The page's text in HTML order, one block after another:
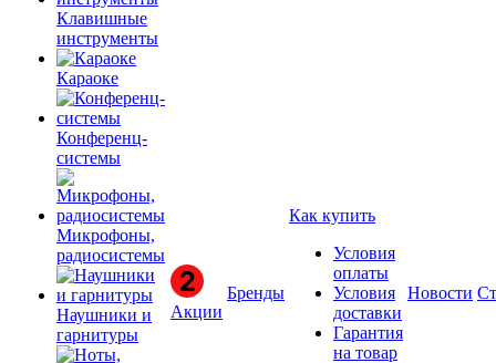
Клавишные
инструменты
Караоке
Конференц-
системы
Микрофоны,
радиосистемы
Наушники и
гарнитуры
Акции
Бренды
Как купить
Условия
оплаты
Условия
доставки
Гарантия
на товар
Новости